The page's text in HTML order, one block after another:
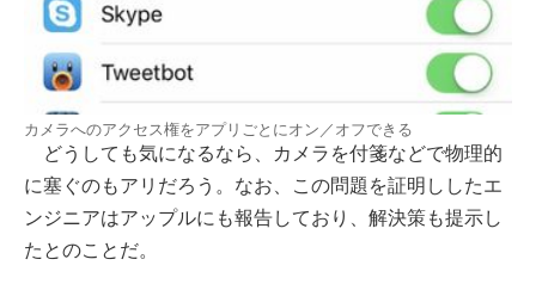
カメラへのアクセス権をアプリごとにオン／オフできる
どうしても気になるなら、カメラを付箋などで物理的
に塞ぐのもアリだろう。なお、この問題を証明ししたエ
ンジニアはアップルにも報告しており、解決策も提示し
たとのことだ。